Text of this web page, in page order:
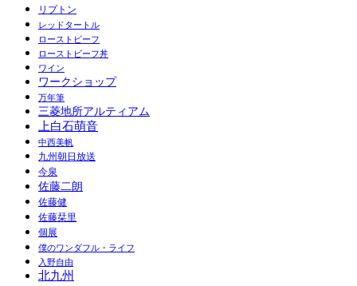
リプトン
レッドタートル
ローストビーフ
ローストビーフ丼
ワイン
ワークショップ
万年筆
三菱地所アルティアム
上白石萌音
中西美帆
九州朝日放送
今泉
佐藤二朗
佐藤健
佐藤栞里
個展
僕のワンダフル・ライフ
入野自由
北九州